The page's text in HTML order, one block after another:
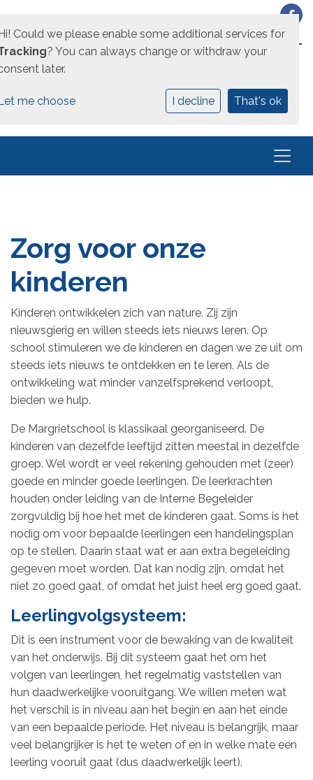
EEN UNICOZ SCHOOL
Zorg voor onze
kinderen
Kinderen ontwikkelen zich van nature. Zij zijn
nieuwsgierig en willen steeds iets nieuws leren. Op
school stimuleren we de kinderen en dagen we ze uit om
steeds iets nieuws te ontdekken en te leren. Als de
ontwikkeling wat minder vanzelfsprekend verloopt,
bieden we hulp.
De Margrietschool is klassikaal georganiseerd. De
kinderen van dezelfde leeftijd zitten meestal in dezelfde
groep. Wel wordt er veel rekening gehouden met (zeer)
goede en minder goede leerlingen. De leerkrachten
houden onder leiding van de Interne Begeleider
zorgvuldig bij hoe het met de kinderen gaat. Soms is het
nodig om voor bepaalde leerlingen een handelingsplan
op te stellen. Daarin staat wat er aan extra begeleiding
gegeven moet worden. Dat kan nodig zijn, omdat het
niet zo goed gaat, of omdat het juist heel erg goed gaat.
Leerlingvolgsysteem:
Dit is een instrument voor de bewaking van de kwaliteit
van het onderwijs. Bij dit systeem gaat het om het
volgen van leerlingen, het regelmatig vaststellen van
hun daadwerkelijke vooruitgang. We willen meten wat
het verschil is in niveau aan het begin en aan het einde
van een bepaalde periode. Het niveau is belangrijk, maar
veel belangrijker is het te weten of en in welke mate een
leerling vooruit gaat (dus daadwerkelijk leert).
Could we please enable some additional services for
? You can always change or withdraw your
later.
me choose I decline That's ok